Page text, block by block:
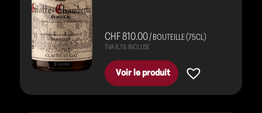
CHF 810.00/ BOUTEILLE (75CL)
Voir le produit